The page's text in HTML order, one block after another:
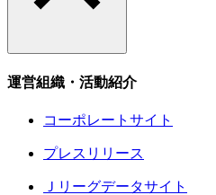
運営組織・活動紹介
コーポレートサイト
プレスリリース
Ｊリーグデータサイト